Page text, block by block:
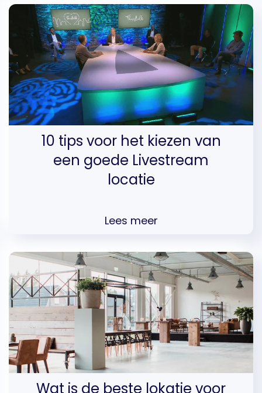
10 tips voor het kiezen van
een goede Livestream
locatie
Lees meer
Wat is de beste lokatie voor